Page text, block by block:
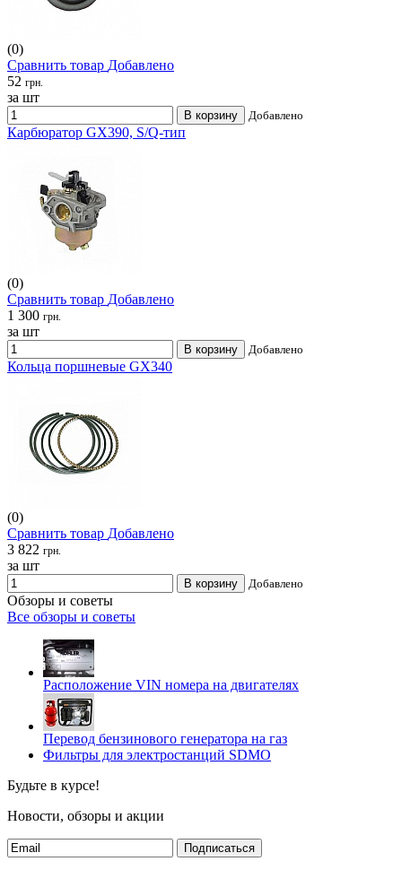
(0)
Сравнить товар Добавлено
52 грн.
за шт
В корзину Добавлено
Карбюратор GX390, S/Q-тип
(0)
Сравнить товар Добавлено
1 300 грн.
за шт
В корзину Добавлено
Кольца поршневые GX340
(0)
Сравнить товар Добавлено
3 822 грн.
за шт
В корзину Добавлено
Обзоры и советы
Все обзоры и советы
Расположение VIN номера на двигателях
Перевод бензинового генератора на газ
Фильтры для электростанций SDMO
Будьте в курсе!
Новости, обзоры и акции
Подписаться